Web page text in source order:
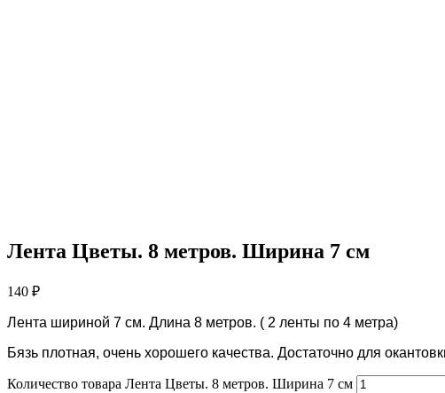
Лента Цветы. 8 метров. Ширина 7 см
140 ₽
Лента шириной 7 см. Длина 8 метров. ( 2 ленты по 4 метра)
Бязь плотная, очень хорошего качества. Достаточно для
Количество товара Лента Цветы. 8 метров. Ширина 7 см